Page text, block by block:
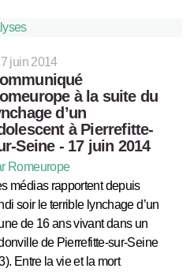
juin 2014
à la suite du
d’un
à Pierrefitte-
Seine - 17 juin 2014
Romeurope
médias rapportent depuis
soir le terrible lynchage d’un
de 16 ans vivant dans un
de Pierrefitte-sur-Seine
Entre la vie et la mort